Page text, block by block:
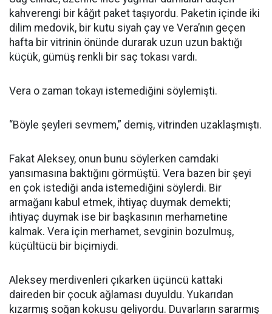
kahverengi bir kâğıt paket taşıyordu. Paketin içinde iki
dilim medovik, bir kutu siyah çay ve Vera’nın geçen
hafta bir vitrinin önünde durarak uzun uzun baktığı
küçük, gümüş renkli bir saç tokası vardı.
Vera o zaman tokayı istemediğini söylemişti.
“Böyle şeyleri sevmem,” demiş, vitrinden uzaklaşmıştı.
Fakat Aleksey, onun bunu söylerken camdaki
yansımasına baktığını görmüştü. Vera bazen bir şeyi
en çok istediği anda istemediğini söylerdi. Bir
armağanı kabul etmek, ihtiyaç duymak demekti;
ihtiyaç duymak ise bir başkasının merhametine
kalmak. Vera için merhamet, sevginin bozulmuş,
küçültücü bir biçimiydi.
Aleksey merdivenleri çıkarken üçüncü kattaki
daireden bir çocuk ağlaması duyuldu. Yukarıdan
kızarmış soğan kokusu geliyordu. Duvarların sararmış